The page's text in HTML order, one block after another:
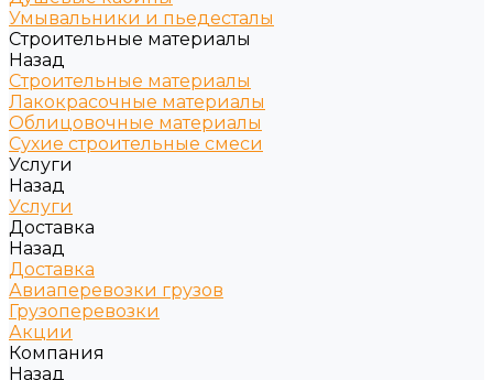
Умывальники и пьедесталы
Строительные материалы
Назад
Строительные материалы
Лакокрасочные материалы
Облицовочные материалы
Сухие строительные смеси
Услуги
Назад
Услуги
Доставка
Назад
Доставка
Авиаперевозки грузов
Грузоперевозки
Акции
Компания
Назад